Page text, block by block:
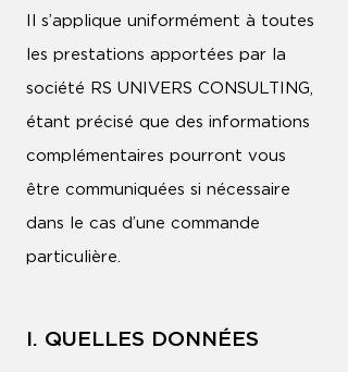
Il s’applique uniformément à toutes
les prestations apportées par la
société RS UNIVERS CONSULTING,
étant précisé que des informations
complémentaires pourront vous
être communiquées si nécessaire
dans le cas d’une commande
particulière.
I. QUELLES DONNÉES